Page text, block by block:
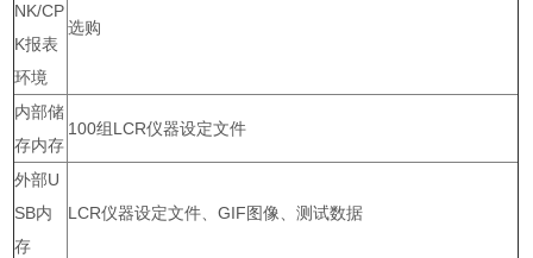
NK/CP
K报表
环境
选购
内部储
存内存
100组LCR仪器设定文件
外部U
SB内
存
LCR仪器设定文件、GIF图像、测试数据